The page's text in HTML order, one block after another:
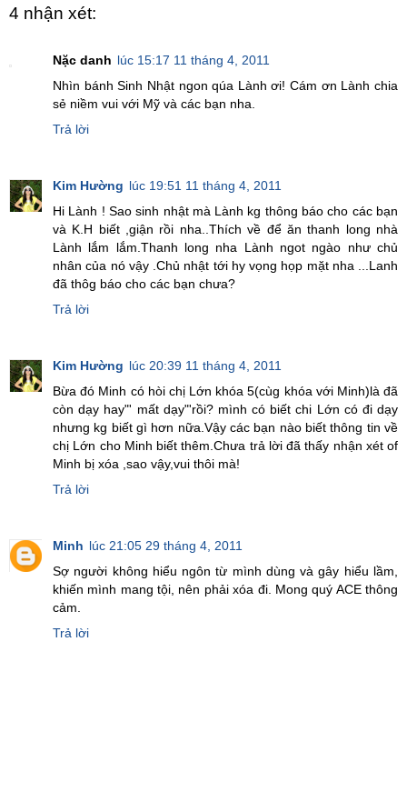
4 nhận xét:
Nặc danh lúc 15:17 11 tháng 4, 2011
Nhìn bánh Sinh Nhật ngon qúa Lành ơi! Cám ơn Lành chia
sẻ niềm vui với Mỹ và các bạn nha.
Trả lời
Kim Hường lúc 19:51 11 tháng 4, 2011
Hi Lành ! Sao sinh nhật mà Lành kg thông báo cho các bạn
và K.H biết ,giận rồi nha..Thích về để ăn thanh long nhà
Lành lắm lắm.Thanh long nha Lành ngot ngào như chủ
nhân của nó vậy .Chủ nhật tới hy vọng họp mặt nha ...Lanh
đã thôg báo cho các bạn chưa?
Trả lời
Kim Hường lúc 20:39 11 tháng 4, 2011
Bừa đó Minh có hòi chị Lớn khóa 5(cùg khóa với Minh)là đã
còn dạy hay"' mất dạy"'rồi? mình có biết chi Lớn có đi dạy
nhưng kg biết gì hơn nữa.Vậy các bạn nào biết thông tin về
chị Lớn cho Minh biết thêm.Chưa trả lời đã thấy nhận xét of
Minh bị xóa ,sao vậy,vui thôi mà!
Trả lời
Minh lúc 21:05 29 tháng 4, 2011
Sợ người không hiểu ngôn từ mình dùng và gây hiểu lầm,
khiến mình mang tội, nên phải xóa đi. Mong quý ACE thông
cảm.
Trả lời